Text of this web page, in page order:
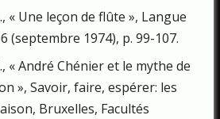
« Une leçon de flûte », Langue
(sep­tembre 1974), p. 99-107.
« André Chénier et le mythe de
», Savoir, faire, espérer: les
Bruxelles, Facultés